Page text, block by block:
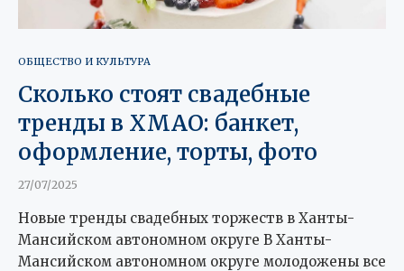
ОБЩЕСТВО И КУЛЬТУРА
Сколько стоят свадебные
тренды в ХМАО: банкет,
оформление, торты, фото
27/07/2025
Новые тренды свадебных торжеств в Ханты-
Мансийском автономном округе В Ханты-
Мансийском автономном округе молодожены все